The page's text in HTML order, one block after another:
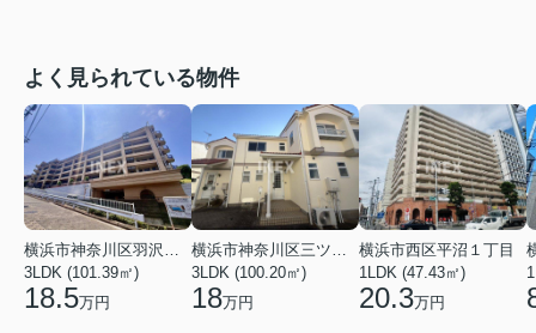
よく見られている物件
3LDK (101.39㎡)
18.5万円
3LDK (100.20㎡)
18万円
横浜市西区平沼１丁目
1LDK (47.43㎡)
20.3万円